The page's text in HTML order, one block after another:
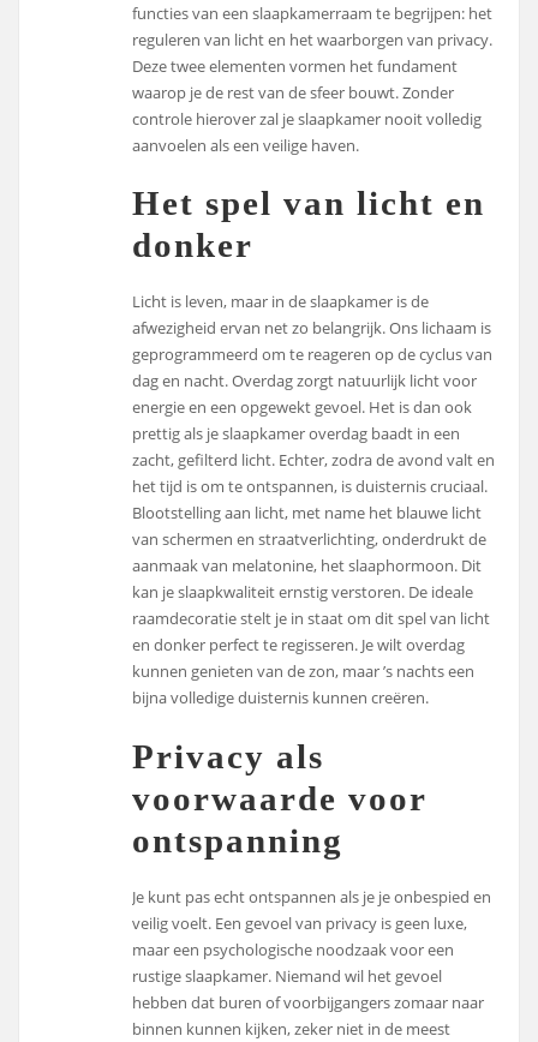
functies van een slaapkamerraam te begrijpen: het
reguleren van licht en het waarborgen van privacy.
Deze twee elementen vormen het fundament
waarop je de rest van de sfeer bouwt. Zonder
controle hierover zal je slaapkamer nooit volledig
aanvoelen als een veilige haven.
Het spel van licht en
donker
Licht is leven, maar in de slaapkamer is de
afwezigheid ervan net zo belangrijk. Ons lichaam is
geprogrammeerd om te reageren op de cyclus van
dag en nacht. Overdag zorgt natuurlijk licht voor
energie en een opgewekt gevoel. Het is dan ook
prettig als je slaapkamer overdag baadt in een
zacht, gefilterd licht. Echter, zodra de avond valt en
het tijd is om te ontspannen, is duisternis cruciaal.
Blootstelling aan licht, met name het blauwe licht
van schermen en straatverlichting, onderdrukt de
aanmaak van melatonine, het slaaphormoon. Dit
kan je slaapkwaliteit ernstig verstoren. De ideale
raamdecoratie stelt je in staat om dit spel van licht
en donker perfect te regisseren. Je wilt overdag
kunnen genieten van de zon, maar ’s nachts een
bijna volledige duisternis kunnen creëren.
Privacy als
voorwaarde voor
ontspanning
Je kunt pas echt ontspannen als je je onbespied en
veilig voelt. Een gevoel van privacy is geen luxe,
maar een psychologische noodzaak voor een
rustige slaapkamer. Niemand wil het gevoel
hebben dat buren of voorbijgangers zomaar naar
binnen kunnen kijken, zeker niet in de meest